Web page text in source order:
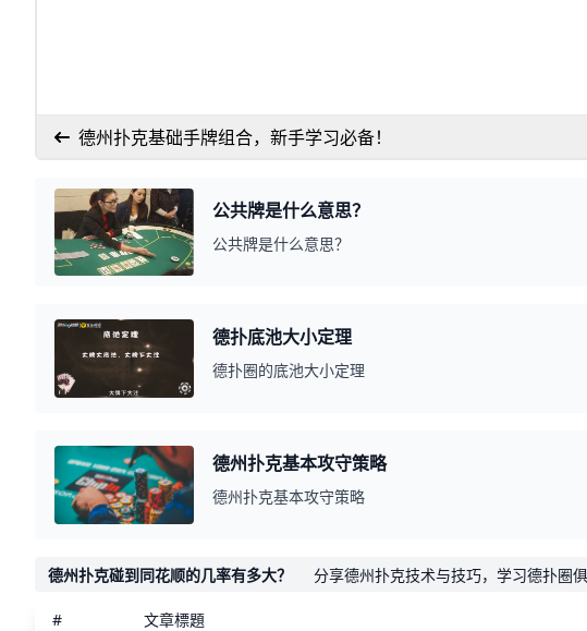
德州扑克基础手牌组合，新手学习必备！
公共牌是什么意思？
公共牌是什么意思？
德扑底池大小定理
德扑圈的底池大小定理
德州扑克基本攻守策略
德州扑克基本攻守策略
德州扑克碰到同花顺的几率有多大？ 分享德州扑克技术与技巧，学习德扑圈
# 文章標題